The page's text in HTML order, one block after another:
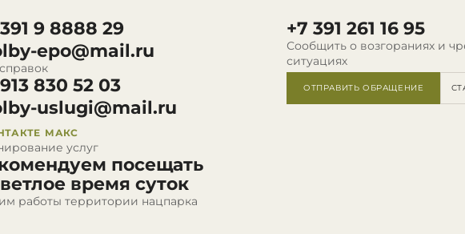
9 8888 29
epo@mail.ru
830 52 03
uslugi@mail.ru
МАКС
услуг
посещать
время суток
работы территории нацпарка
+7 391 261 16 95
Сообщить о возгораниях и
ситуациях
ОТПРАВИТЬ ОБРАЩЕНИЕ